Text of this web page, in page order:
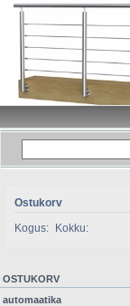
Ostukorv
Kogus:
Kokku:
OSTUKORV
automaatika